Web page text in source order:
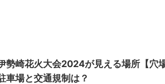
勢崎花火大会2024が見える場所【穴場
車場と交通規制は？